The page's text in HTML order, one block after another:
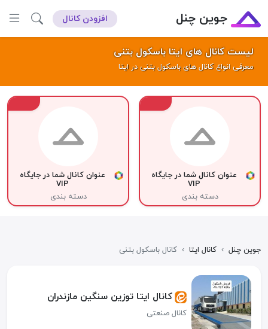
جوین چنل افزودن کانال
لیست کانال های ایتا باسکول بتنی
معرفی انواع کانال های باسکول بتنی در ایتا
عنوان کانال شما در جایگاه
VIP
دسته بندی
عنوان کانال شما در جایگاه
VIP
دسته بندی
جوین چنل › کانال ایتا › کانال باسکول بتنی
کانال ایتا توزین سنگین مازندران
کانال صنعتی